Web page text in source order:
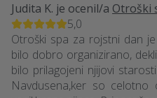
Judita K. je ocenil/a Otroški
5,0
Otroški spa za rojstni dan
bilo dobro organizirano,
bilo prilagojeni njijovi
Navdusena,ker so celotno